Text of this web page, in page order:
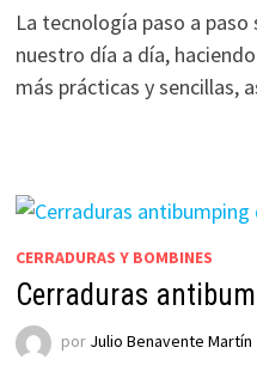
La tecnología paso a
nuestro día a día,
más prácticas y sencillas,
CERRADURAS Y BOMBINES
Cerraduras
por Julio Benavente Martín